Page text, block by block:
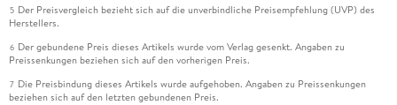
5 Der Preisvergleich bezieht sich auf die unverbindliche Preisempfehlung (UVP) des
Herstellers.
6 Der gebundene Preis dieses Artikels wurde vom Verlag gesenkt. Angaben zu
Preissenkungen beziehen sich auf den vorherigen Preis.
7 Die Preisbindung dieses Artikels wurde aufgehoben. Angaben zu Preissenkungen
beziehen sich auf den letzten gebundenen Preis.